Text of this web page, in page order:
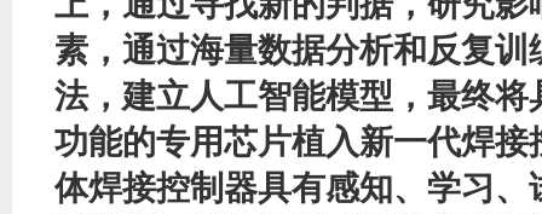
素，通过海量数据分析和反复
法，建立人工智能模型，最终
功能的专用芯片植入新一代焊
体焊接控制器具有感知、学习